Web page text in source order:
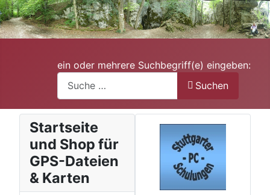
ein oder mehrere Suchbegriff(e) eingeben:
Suchen
Startseite
und Shop für
GPS-Dateien
& Karten